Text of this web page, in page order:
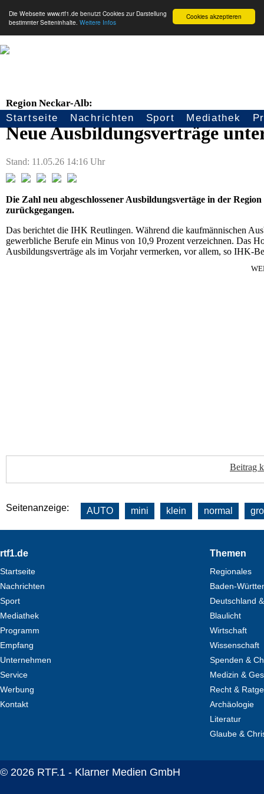
Cookies akzeptieren
Die Webseite www.rtf1.de benutzt Cookies zur Darstellung
bestimmter Seiteninhalte. Weitere Infos
Seitennavigation
Startseite Nachrichten Sport Mediathek
Region Neckar-Alb:
Neue Ausbildungsverträge
Stand: 11.05.26 14:16 Uhr
Die Zahl neu abgeschlossener Ausbildungsvertäge in der
zurückgegangen.
Das berichtet die IHK Reutlingen. Während die kaufmännischen
gewerbliche Berufe ein Minus von 10,9 Prozent verzeichnen. Das
Ausbildungsverträge als im Vorjahr vermerken, vor allem, so IHK-
Beitrag
Seitenanzeige: AUTO mini klein normal
Footer
© 2026 RTF.1 - Klarner Medien GmbH
rtf1.de
Startseite
Nachrichten
Sport
Mediathek
Programm
Empfang
Unternehmen
Service
Werbung
Kontakt
Themen
Regionales
Baden-
Deutschland
Blaulicht
Wirtschaft
Wissenschaft
Spenden &
Medizin &
Recht &
Archäologie
Literatur
Glaube &